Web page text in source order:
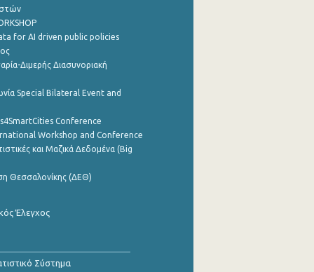
for AI driven public policies
Διμερής Διασυνοριακή
Special Bilateral Event and
Conference
Workshop and Conference
και Μαζικά Δεδομένα (Big
Θεσσαλονίκης (ΔΕΘ)
Έλεγχος
Σύστημα